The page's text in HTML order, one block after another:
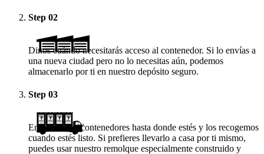
Step 02
Dinos cuándo necesitarás acceso al contenedor. Si lo envías a
una nueva ciudad pero no lo necesitas aún, podemos
almacenarlo por ti en nuestro depósito seguro.
Step 03
Enviamos los contenedores hasta donde estés y los recogemos
cuando estés listo. Si prefieres llevarlo a casa por ti mismo,
puedes usar nuestro remolque especialmente construido y